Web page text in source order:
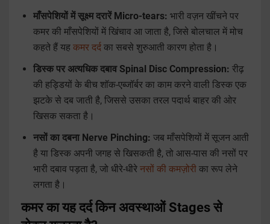
माँसपेशियों में सूक्ष्म दरारें Micro-tears: भारी वज़न खींचने पर
कमर की माँसपेशियों में खिंचाव आ जाता है, जिसे बोलचाल में मोच
कहते हैं यह कमर दर्द का सबसे शुरुआती कारण होता है।
डिस्क पर अत्यधिक दबाव Spinal Disc Compression: रीढ़
की हड्डियों के बीच शॉक-एब्जॉर्बर का काम करने वाली डिस्क एक
झटके से दब जाती है, जिससे उसका तरल पदार्थ बाहर की ओर
खिसक सकता है।
नसों का दबना Nerve Pinching: जब माँसपेशियों में सूजन आती
है या डिस्क अपनी जगह से खिसकती है, तो आस-पास की नसों पर
भारी दबाव पड़ता है, जो धीरे-धीरे नसों की कमज़ोरी का रूप लेने
लगता है।
कमर का यह दर्द किन अवस्थाओं Stages से